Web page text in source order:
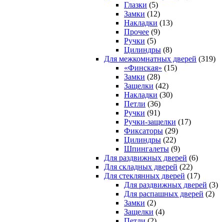
Глазки (5)
Замки (12)
Накладки (13)
Прочее (9)
Ручки (5)
Цилиндры (8)
Для межкомнатных дверей (319)
«Финская» (15)
Замки (28)
Защелки (42)
Накладки (30)
Петли (36)
Ручки (91)
Ручки-защелки (17)
Фиксаторы (29)
Цилиндры (22)
Шпингалеты (9)
Для раздвижных дверей (6)
Для складных дверей (22)
Для стеклянных дверей (17)
Для раздвижных дверей (3)
Для распашных дверей (2)
Замки (2)
Защелки (4)